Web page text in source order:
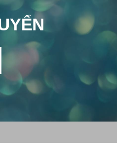
SẢN PHẨM
gạch bông